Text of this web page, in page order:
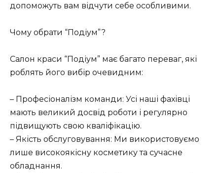
допоможуть вам відчути себе особливими.
Чому обрати “Подіум”?
Салон краси “Подіум” має багато переваг, які
роблять його вибір очевидним:
– Професіоналізм команди: Усі наші фахівці
мають великий досвід роботи і регулярно
підвищують свою кваліфікацію.
– Якість обслуговування: Ми використовуємо
лише високоякісну косметику та сучасне
обладнання.